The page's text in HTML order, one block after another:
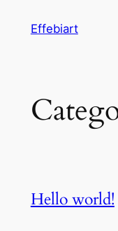
Effebiart
Hello world!